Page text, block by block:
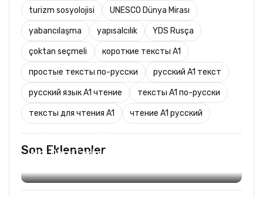
turizm sosyolojisi UNESCO Dünya Mirası
yabancılaşma yapısalcılık YDS Rusça
çoktan seçmeli короткие тексты A1
простые тексты по-русски русский A1 текст
русский язык A1 чтение тексты A1 по-русски
тексты для чтения A1 чтение A1 русский
Son Eklenenler
Mks Ders Takip (Turizm ve Mesleki Dersler